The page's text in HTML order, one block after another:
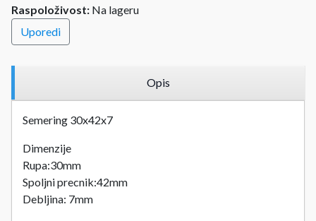
Raspoloživost: Na lageru
Uporedi
Opis
Semering 30x42x7
Dimenzije
Rupa:30mm
Spoljni precnik:42mm
Debljina: 7mm